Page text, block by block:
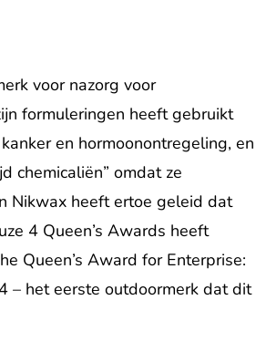
voor nazorg voor
formuleringen heeft gebruikt
en hormoonontregeling, en
chemicaliën” omdat ze
Nikwax heeft ertoe geleid dat
4 Queen’s Awards heeft
Queen’s Award for Enterprise:
– het eerste outdoormerk dat dit